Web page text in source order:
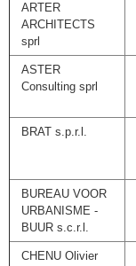
ARTER
ARCHITECTS
sprl
ASTER
Consulting sprl
BRAT s.p.r.l.
BUREAU VOOR
URBANISME -
BUUR s.c.r.l.
CHENU Olivier